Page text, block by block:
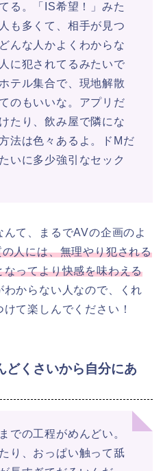
る。「IS希望！」みた
も多くて、相手が見つ
んな人かよくわからな
に犯されてるみたいで
テル集合で、現地解散
のもいいな。アプリだ
たり、飲み屋で隣にな
法は色々あるよ。ドMだ
いに多少強引なセック
て、まるでAVの企画のよ
の人には、無理やり犯される
ってより快感を味わえる
わからない人なので、くれ
て楽しんでください！
どくさいから自分にあ
での工程がめんどい。
り、おっぱい触って舐